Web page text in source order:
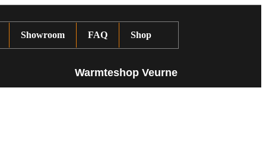
Showroom FAQ Shop
Warmteshop Veurne